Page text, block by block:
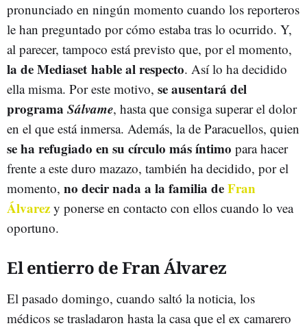
pronunciado en ningún momento cuando los reporteros
le han preguntado por cómo estaba tras lo ocurrido. Y,
al parecer, tampoco está previsto que, por el momento,
la de Mediaset hable al respecto. Así lo ha decidido
ella misma. Por este motivo, se ausentará del
programa Sálvame, hasta que consiga superar el dolor
en el que está inmersa. Además, la de Paracuellos, quien
se ha refugiado en su círculo más íntimo para hacer
frente a este duro mazazo, también ha decidido, por el
momento, no decir nada a la familia deFran
Álvarez y ponerse en contacto con ellos cuando lo vea
oportuno.
El entierro de Fran Álvarez
El pasado domingo, cuando saltó la noticia, los
médicos se trasladaron hasta la casa que el ex camarero